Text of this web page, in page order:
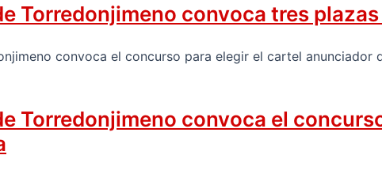
Torredonjimeno convoca tres
Torredonjimeno convoca el